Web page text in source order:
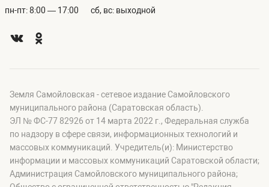
пн-пт: 8:00 — 17:00 сб, вс: выходной
Земля Самойловская - сетевое издание Самойловского
муниципального района (Саратовская область).
ЭЛ № ФС-77 82926 от 14 марта 2022 г., Федеральная служба
по надзору в сфере связи, информационных технологий и
массовых коммуникаций. Учредитель(и): Министерство
информации и массовых коммуникаций Саратовской области;
Администрация Самойловского муниципального района;